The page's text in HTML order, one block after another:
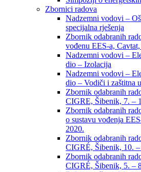
Zbornici radova
Nadzemni vodovi –
specijalna rješenja
Zbornik odabranih
vođenu EES-a,
Nadzemni vodovi –
dio – Izolacija
Nadzemni vodovi –
dio – Vodiči i zaštitna
Zbornik odabranih
CIGRE, Šibenik, 7. –
Zbornik odabranih
o sustavu vođenja
2020.
Zbornik odabranih
CIGRÉ, Šibenik, 10. –
Zbornik odabranih
CIGRÉ, Šibenik, 5. –